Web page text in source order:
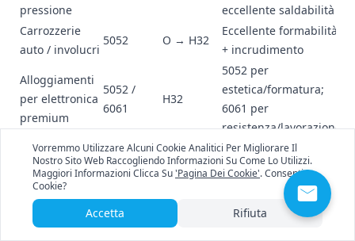
pressione
eccellente saldabilità
Carrozzerie
auto / involucri
5052 O → H32
Eccellente formabilità
+ incrudimento
Alloggiamenti
per elettronica
premium
5052 /
6061
H32
5052 per
estetica/formatura;
6061 per
resistenza/lavorazione
Parti strutturali
aeronautiche /
aerospaziali
6061 T6 / T651
Elevato rapporto
resistenza/peso
Telaio
automobilistico6061 T6
Elevata resistenza +
Vorremmo Utilizzare Alcuni Cookie Analitici Per Migliorare Il
Nostro Sito Web Raccogliendo Informazioni Su Come Lo Utilizzi.
Maggiori Informazioni Clicca Su'Pagina Dei Cookie'. Consenti I
Cookie?
Accetta Rifiuta